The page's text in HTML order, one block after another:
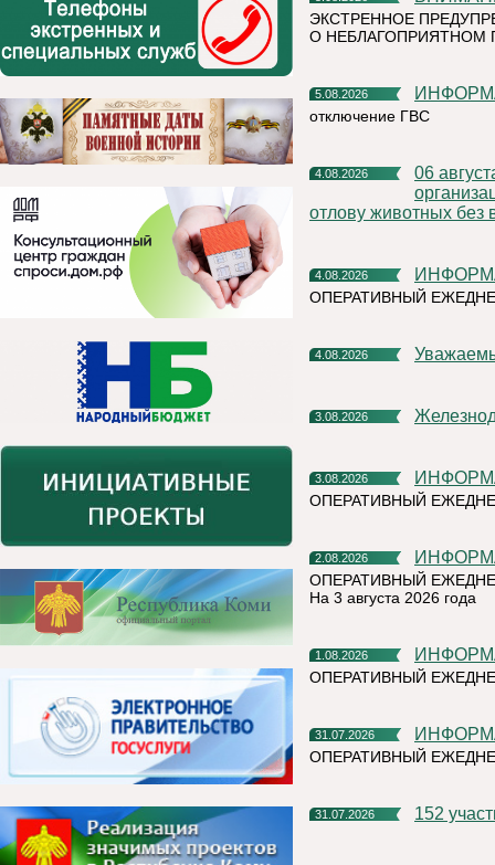
ЭКСТРЕННОЕ
О НЕБЛАГОПРИЯТНОМ
5.08.2026
отключение ГВС
4.08.2026
06 августа 2026 года на территории Княжпогостского района,
отлову животных без
4.08.2026
ОПЕРАТИВНЫЙ
4.08.2026
3.08.2026
3.08.2026
ОПЕРАТИВНЫЙ
2.08.2026
ОПЕРАТИВНЫЙ
На 3 августа 2026 года
1.08.2026
ОПЕРАТИВНЫЙ
31.07.2026
ОПЕРАТИВНЫЙ
31.07.2026 152